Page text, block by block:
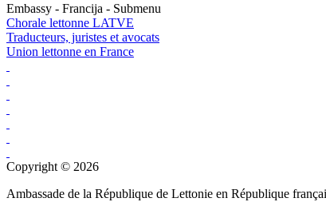
Embassy - Francija - Submenu
Chorale lettonne LATVE
Traducteurs, juristes et avocats
Union lettonne en France
Copyright © 2026
Ambassade de la République de Lettonie en République